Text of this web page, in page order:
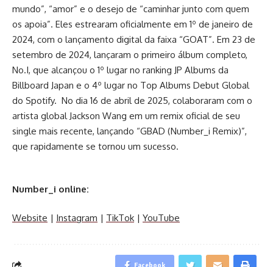
mundo”, “amor” e o desejo de “caminhar junto com quem
os apoia”. Eles estrearam oficialmente em 1º de janeiro de
2024, com o lançamento digital da faixa “GOAT”. Em 23 de
setembro de 2024, lançaram o primeiro álbum completo,
No.I, que alcançou o 1º lugar no ranking JP Albums da
Billboard Japan e o 4º lugar no Top Albums Debut Global
do Spotify. No dia 16 de abril de 2025, colaboraram com o
artista global Jackson Wang em um remix oficial de seu
single mais recente, lançando “GBAD (Number_i Remix)”,
que rapidamente se tornou um sucesso.
Number_i online:
Website | Instagram | TikTok | YouTube
Facebook